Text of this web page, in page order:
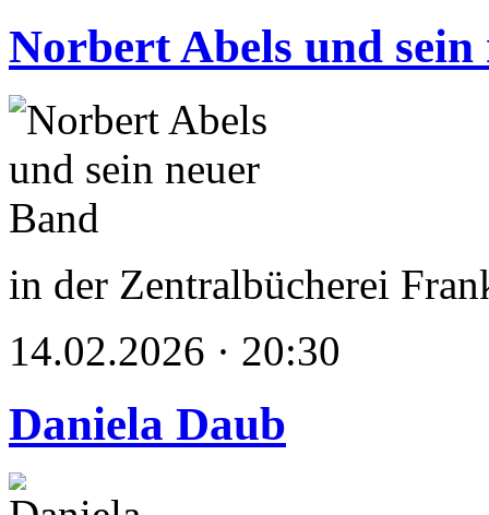
Norbert Abels und sein
in der Zentralbücherei
14.02.2026 · 20:30
Daniela Daub